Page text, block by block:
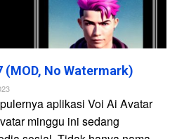
(MOD, No Watermark)
aplikasi Voi Ai Avatar
minggu ini sedang